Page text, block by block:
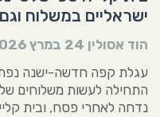
ישראליים במשלוח
הוד אסולין 24 במרץ 2026
עגלת קפה חדשה-ישנה
התחילה לעשות משלוחים
נדחה לאחרי פסח, ובית